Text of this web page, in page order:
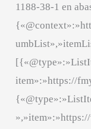
1188-38-1 en
item»:»https://